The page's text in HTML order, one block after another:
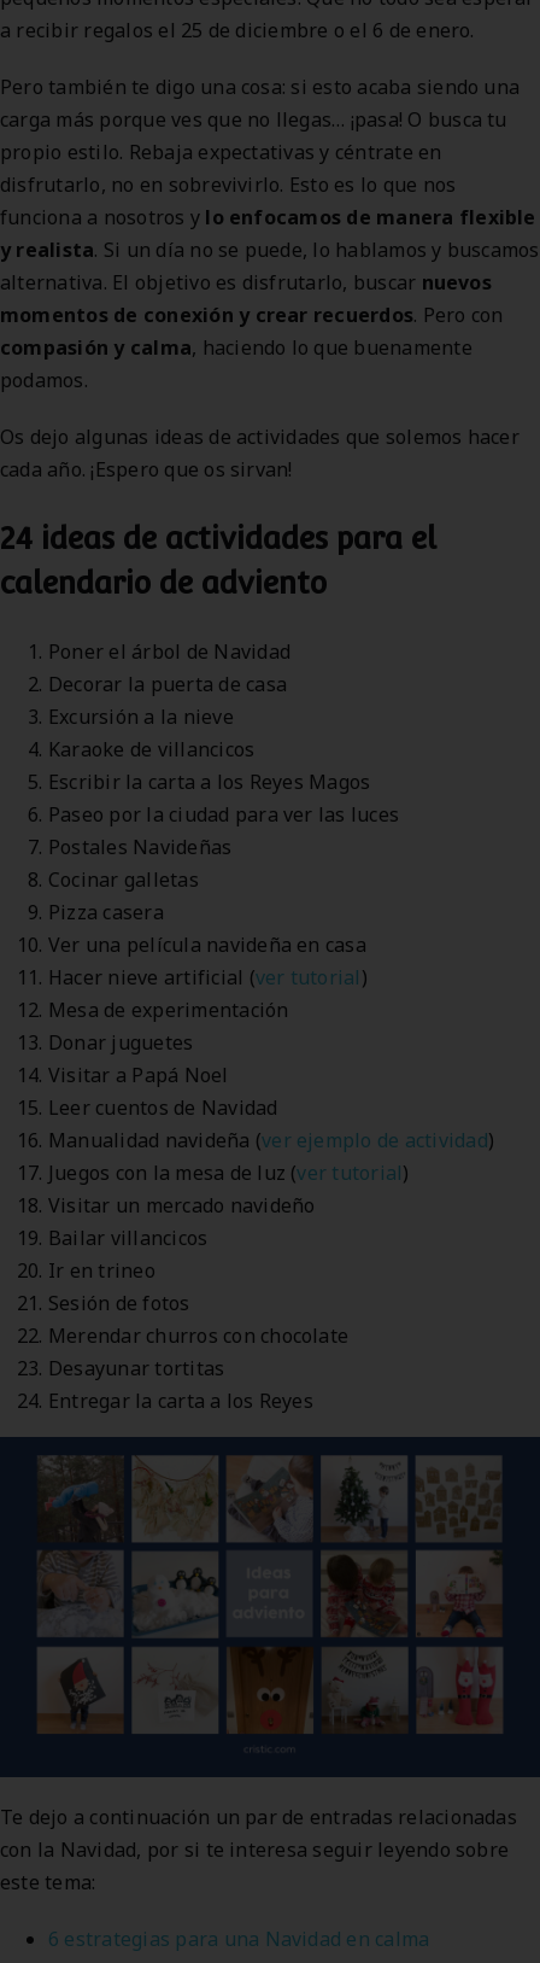
a recibir regalos el 25 de diciembre o el 6 de enero.
Pero también te digo una cosa: si esto acaba siendo una
carga más porque ves que no llegas… ¡pasa! O busca tu
propio estilo. Rebaja expectativas y céntrate en
disfrutarlo, no en sobrevivirlo. Esto es lo que nos
funciona a nosotros y lo enfocamos de manera flexible
y realista. Si un día no se puede, lo hablamos y buscamos
alternativa. El objetivo es disfrutarlo, buscar nuevos
momentos de conexión y crear recuerdos. Pero con
compasión y calma, haciendo lo que buenamente
podamos.
Os dejo algunas ideas de actividades que solemos hacer
cada año. ¡Espero que os sirvan!
24 ideas de actividades para el
calendario de adviento
Poner el árbol de Navidad
Decorar la puerta de casa
Excursión a la nieve
Karaoke de villancicos
Escribir la carta a los Reyes Magos
Paseo por la ciudad para ver las luces
Postales Navideñas
Cocinar galletas
Pizza casera
Ver una película navideña en casa
Hacer nieve artificial (ver tutorial)
Mesa de experimentación
Donar juguetes
Visitar a Papá Noel
Leer cuentos de Navidad
Manualidad navideña (ver ejemplo de actividad)
Juegos con la mesa de luz (ver tutorial)
Visitar un mercado navideño
Bailar villancicos
Ir en trineo
Sesión de fotos
Merendar churros con chocolate
Desayunar tortitas
Entregar la carta a los Reyes
Te dejo a continuación un par de entradas relacionadas
con la Navidad, por si te interesa seguir leyendo sobre
este tema:
6 estrategias para una Navidad en calma